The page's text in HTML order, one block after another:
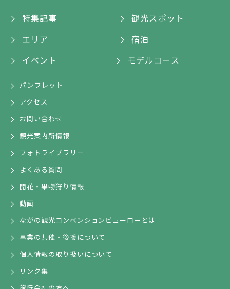
特集記事
観光スポット
エリア
宿泊
イベント
モデルコース
パンフレット
アクセス
お問い合わせ
観光案内所情報
フォトライブラリー
よくある質問
開花・果物狩り情報
動画
ながの観光コンベンションビューローとは
事業の共催・後援について
個人情報の取り扱いについて
リンク集